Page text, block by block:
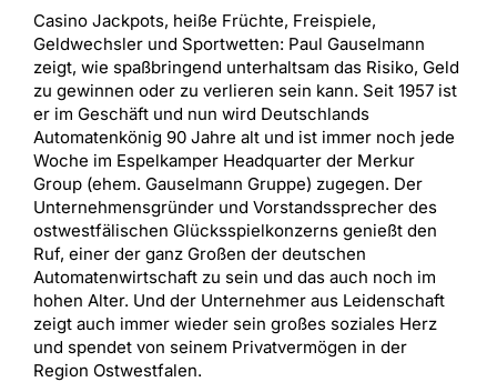
Casino Jackpots, heiße Früchte, Freispiele,
Geldwechsler und Sportwetten: Paul Gauselmann
zeigt, wie spaßbringend unterhaltsam das Risiko, Geld
zu gewinnen oder zu verlieren sein kann. Seit 1957 ist
er im Geschäft und nun wird Deutschlands
Automatenkönig 90 Jahre alt und ist immer noch jede
Woche im Espelkamper Headquarter der Merkur
Group (ehem. Gauselmann Gruppe) zugegen. Der
Unternehmensgründer und Vorstandssprecher des
ostwestfälischen Glücksspielkonzerns genießt den
Ruf, einer der ganz Großen der deutschen
Automatenwirtschaft zu sein und das auch noch im
hohen Alter. Und der Unternehmer aus Leidenschaft
zeigt auch immer wieder sein großes soziales Herz
und spendet von seinem Privatvermögen in der
Region Ostwestfalen.